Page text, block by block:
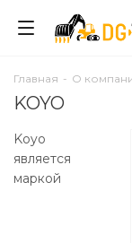
Главная - О
KOYO
Koyo
является
маркой